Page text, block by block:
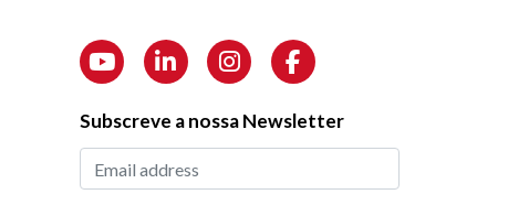
Subscreve a nossa Newsletter